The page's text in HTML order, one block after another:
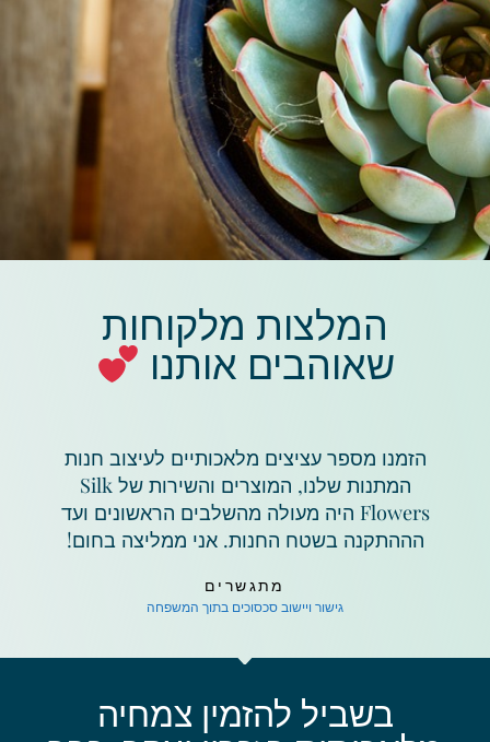
המלצות מלקוחות
שאוהבים אותנו
הזמנו מספר עציצים מלאכותיים לעיצוב חנות
המתנות שלנו, המוצרים והשירות של Silk
Flowers היה מעולה מהשלבים הראשונים ועד
הההתקנה בשטח החנות. אני ממליצה בחום!
מתגשרים
גישור ויישוב סכסוכים בתוך המשפחה
בשביל להזמין צמחיה